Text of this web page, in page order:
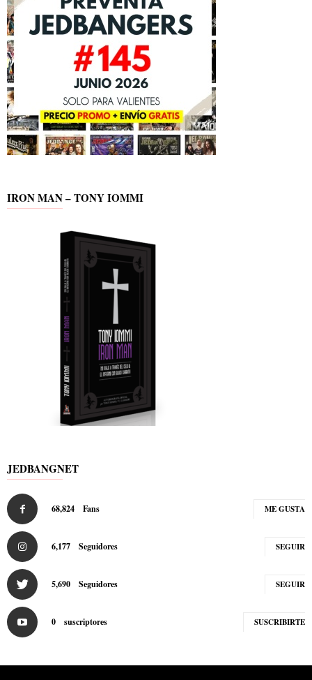
IRON MAN – TONY IOMMI
JEDBANGNET
68,824 Fans ME GUSTA
6,177 Seguidores SEGUIR
5,690 Seguidores SEGUIR
0 suscriptores SUSCRIBIRTE